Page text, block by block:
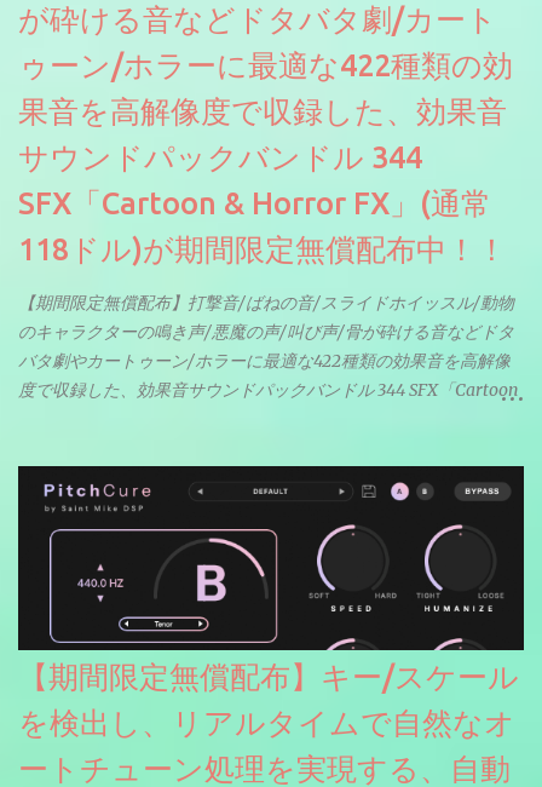
が砕ける音などドタバタ劇/カート
ゥーン/ホラーに最適な422種類の効
果音を高解像度で収録した、効果音
サウンドパックバンドル 344
SFX「Cartoon & Horror FX」(通常
118ドル)が期間限定無償配布中！！
【期間限定無償配布】打撃音/ばねの音/スライドホイッスル/動物
のキャラクターの鳴き声/悪魔の声/叫び声/骨が砕ける音などドタ
バタ劇やカートゥーン/ホラーに最適な422種類の効果音を高解像
度で収録した、効果音サウンドパックバンドル 344 SFX「Cartoon
【期間限定無償配布】キー/スケール
を検出し、リアルタイムで自然なオ
ートチューン処理を実現する、自動